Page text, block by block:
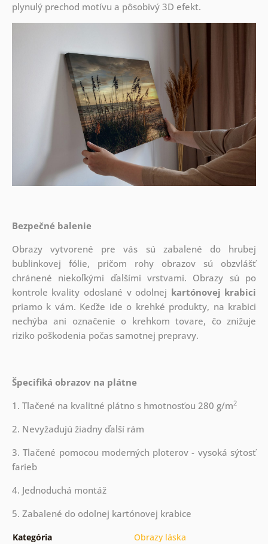
plynulý prechod motívu a pôsobivý 3D efekt.
Bezpečné balenie
Obrazy vytvorené pre vás sú zabalené do hrubej
bublinkovej fólie, pričom rohy obrazov sú obzvlášť
chránené niekoľkými ďalšími vrstvami. Obrazy sú po
kontrole kvality odoslané v odolnej kartónovej krabici
priamo k vám. Keďže ide o krehké produkty, na krabici
nechýba ani označenie o krehkom tovare, čo znižuje
riziko poškodenia počas samotnej prepravy.
Špecifiká obrazov na plátne
1. Tlačené na kvalitné plátno s hmotnosťou 280 g/m2
2. Nevyžadujú žiadny ďalší rám
3. Tlačené pomocou moderných ploterov - vysoká sýtosť
farieb
4. Jednoduchá montáž
5. Zabalené do odolnej kartónovej krabice
Kategória Obrazy láska